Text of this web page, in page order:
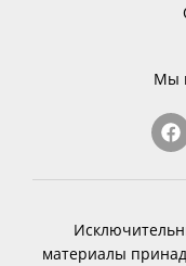
Мы
материалы